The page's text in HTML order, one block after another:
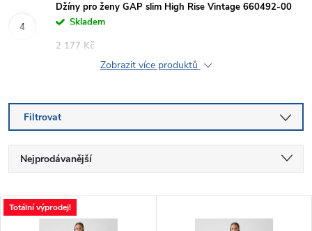
Džíny pro ženy GAP slim High Rise Vintage 660492-00
Skladem
2 177 Kč
Zobrazit více produktů
Filtrovat
Ř
a
Nejprodávanější
Nejdražší
V
Totální výprodej!